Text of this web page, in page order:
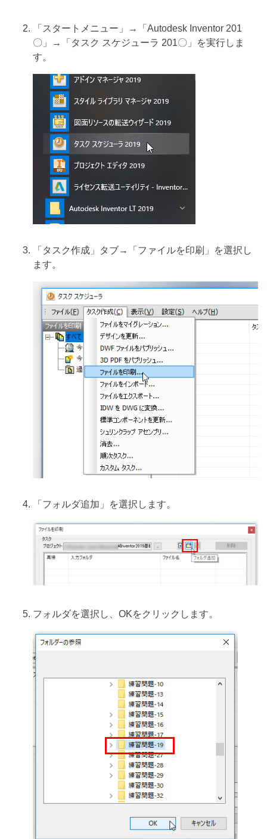
「スタートメニュー」→「Autodesk Inventor 201
〇」→「タスク スケジューラ 201〇」を実行しま
す。
「タスク作成」タブ→「ファイルを印刷」を選択し
ます。
「フォルダ追加」を選択します。
フォルダを選択し、OKをクリックします。